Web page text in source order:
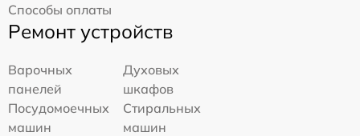
Способы оплаты
Ремонт устройств
Варочных
панелей
Духовых
шкафов
Посудомоечных
машин
Стиральных
машин